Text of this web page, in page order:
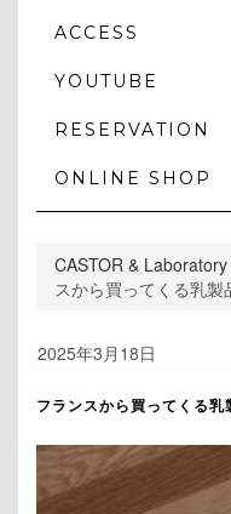
ACCESS
YOUTUBE
RESERVATION
ONLINE SHOP
CASTOR & Laboratory
スから買ってくる乳製
2025年3月18日
フランスから買ってくる乳